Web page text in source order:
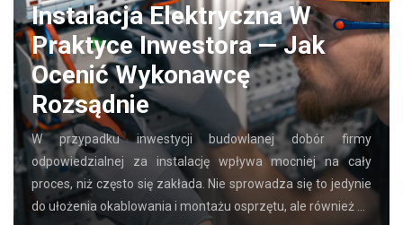
Instalacja Elektryczna W
Praktyce Inwestora — Jak
Ocenić Wykonawcę
Rozsądnie
W przypadku inwestycji budowlanej dobór firmy
odpowiedzialnej za instalację wpływa mocniej na cały
proces, niż często się zakłada. Nie sprowadza się to jedynie
do ułożenia okablowania i montażu osprzętu, ale również …